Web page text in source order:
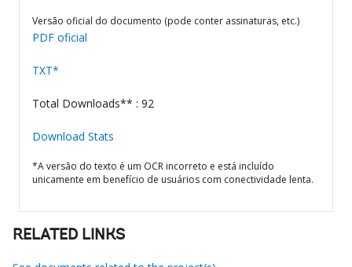
Versão oficial do documento (pode conter assinaturas, etc.)
PDF oficial
TXT*
Total Downloads** : 92
Download Stats
*A versão do texto é um OCR incorreto e está incluído
unicamente em benefício de usuários com conectividade lenta.
RELATED LINKS